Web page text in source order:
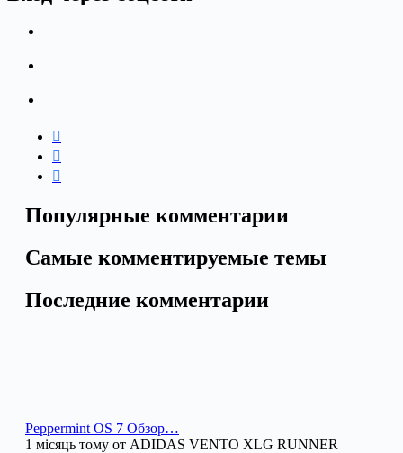
Популярные комментарии
Самые комментируемые темы
Последние комментарии
Peppermint OS 7 Обзор…
1 місяць тому от ADIDAS VENTO XLG RUNNER